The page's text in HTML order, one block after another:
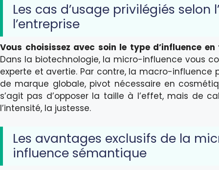
Les cas d’usage privilégiés selon
l’entreprise
Vous choisissez avec soin le type d’influence
Dans la biotechnologie, la micro-influence vous
experte et avertie. Par contre, la macro-influence
de marque globale, pivot nécessaire en
s’agit pas d’opposer la taille à l’effet, mais de
l’intensité, la justesse.
Les avantages exclusifs de la
influence sémantique